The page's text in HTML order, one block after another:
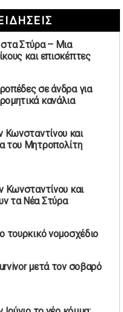
στα Στύρα – Μια
και επισκέπτες
σε άνδρα για
κανάλια
και
του Μητροπολίτη
Κωνσταντίνου και
τα Νέα Στύρα
τουρκικό νομοσχέδιο
μετά τον σοβαρό